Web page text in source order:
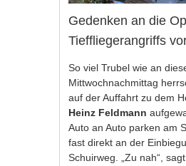
Gedenken an die
Tieffliegerangriffs
So viel Trubel wie an
Mittwochnachmittag
auf der Auffahrt zu dem
Heinz Feldmann
Auto an Auto parken am
fast direkt an der
Schuirweg. „Zu nah“,